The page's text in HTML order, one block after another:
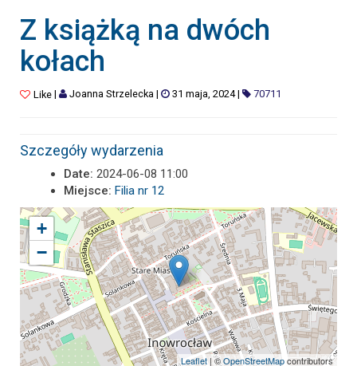
Z książką na dwóch
kołach
Like| Joanna Strzelecka | 31 maja, 2024| 70711
Szczegóły wydarzenia
Date: 2024-06-08 11:00
Miejsce: Filia nr 12
+
−
Leaflet| ©OpenStreetMapcontributors